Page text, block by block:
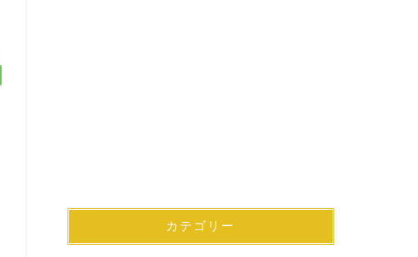
カテゴリー